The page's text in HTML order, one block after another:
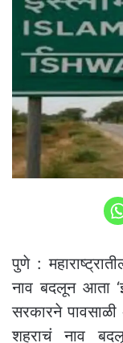
पुणे :
नाव बदलून आता
सरकारने पावसाळी
शहराचं नाव